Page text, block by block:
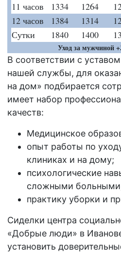
11 часов
1334 1264
12 часов
1384 1314
Сутки
1840 1400
Уход за мужчиной
В соответствии с
нашей службы, для
на дом» подбирается
имеет набор
качеств:
Медицинское
опыт работы по
клиниках и на дому;
психологические
сложными
практику уборки и
Сиделки центра
«Добрые люди» в
установить